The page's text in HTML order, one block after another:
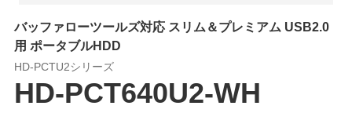
バッファローツールズ対応 スリム＆プレミアム USB2.0
用 ポータブルHDD
HD-PCTU2シリーズ
HD-PCT640U2-WH